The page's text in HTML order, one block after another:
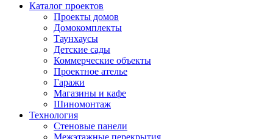
Каталог проектов
Проекты домов
Домокомплекты
Таунхаусы
Детские сады
Коммерческие объекты
Проектное ателье
Гаражи
Магазины и кафе
Шиномонтаж
Технология
Стеновые панели